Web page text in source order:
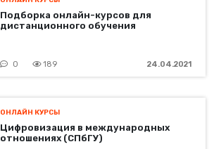
Подборка онлайн-курсов для
дистанционного обучения
0 189 24.04.2021
ОНЛАЙН КУРСЫ
Цифровизация в международных
отношениях (СПбГУ)